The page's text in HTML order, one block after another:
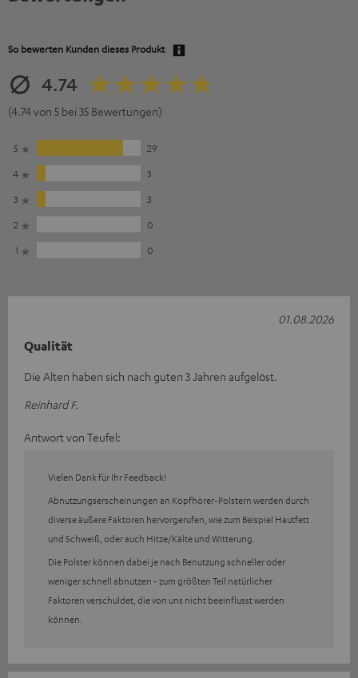
So bewerten Kunden dieses Produkt
4.74
(4.74 von 5 bei 35 Bewertungen)
5
29
4
3
3
3
2
0
1
0
Qualität
Die Alten haben sich nach guten 3 Jahren aufgelöst.
Reinhard F.
01.08.2026
Antwort von Teufel:
Vielen Dank für Ihr Feedback!
Abnutzungserscheinungen an Kopfhörer-Polstern werden durch
diverse äußere Faktoren hervorgerufen, wie zum Beispiel Hautfett
und Schweiß, oder auch Hitze/Kälte und Witterung.
Die Polster können dabei je nach Benutzung schneller oder
weniger schnell abnutzen - zum größten Teil natürlicher
Faktoren verschuldet, die von uns nicht beeinflusst werden
können.